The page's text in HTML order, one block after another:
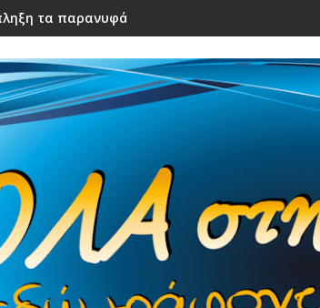
τα παρανυφάκια του γάμου τους – Μόλις